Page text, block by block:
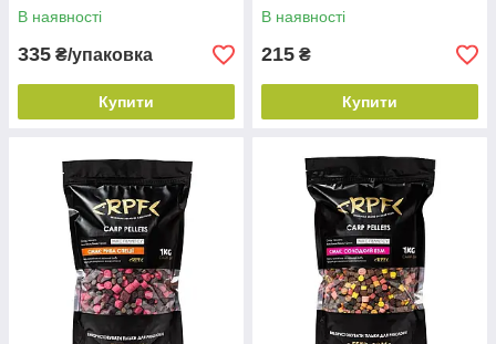
В наявності
335 ₴/упаковка
Купити
В наявності
215 ₴
Купити